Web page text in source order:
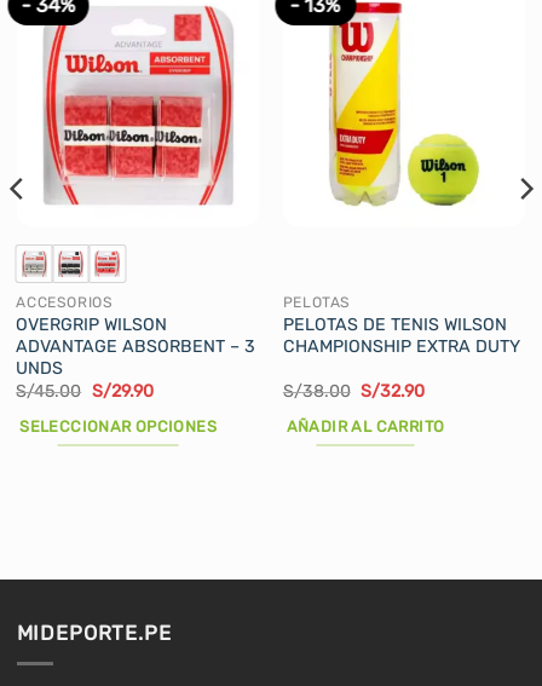
ACCESORIOS
OVERGRIP WILSON
ADVANTAGE ABSORBENT – 3
UNDS
S/45.00 El
original
era:
S/29.90El
actual
es:
SELECCIONAR OPCIONES
se
pueden
PELOTAS
PELOTAS DE TENIS WILSON
CHAMPIONSHIP EXTRA DUTY
S/38.00 El
original
era:
S/32.90El
actual
AÑADIR AL CARRITO
MIDEPORTE.PE